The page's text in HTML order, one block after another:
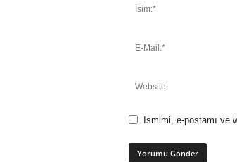
Ismimi, e-postamı ve